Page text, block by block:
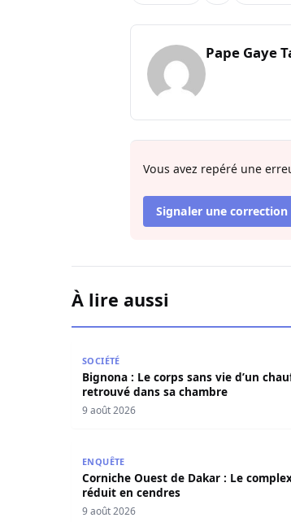
Pape Gaye
Vous avez repéré une
Signaler une correction
À lire aussi
SOCIÉTÉ
Bignona : Le corps sans vie d’un
retrouvé dans sa chambre
9 août 2026
ENQUÊTE
Corniche Ouest de Dakar : Le
réduit en cendres
9 août 2026